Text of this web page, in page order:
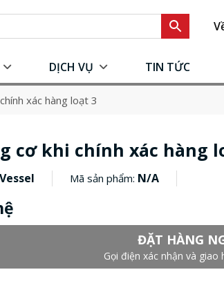
DỊCH VỤ TIN TỨC
xác hàng loạt 3
cơ khi chính xác hàng
Vessel Mã sản phẩm: N/A
ĐẶT HÀNG
Gọi điện xác nhận và giao